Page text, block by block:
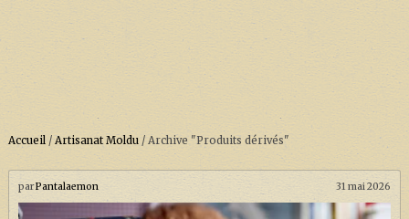
ACCUEIL
À PROPOS
SOUTENEZ-NOUS !
Accueil/ Artisanat Moldu/ Archive "Produits dérivés"
parPantalaemon 31 mai 2026